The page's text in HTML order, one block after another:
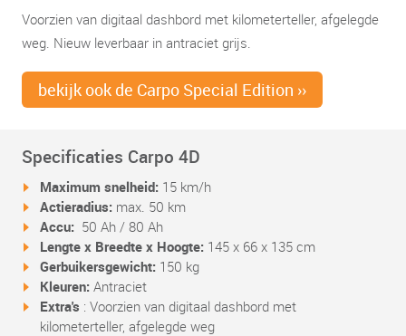
Voorzien van digitaal dashbord met kilometerteller, afgelegde
weg. Nieuw leverbaar in antraciet grijs.
bekijk ook de Carpo Special Edition ››
Specificaties Carpo 4D
Maximum snelheid: 15 km/h
Actieradius: max. 50 km
Accu: 50 Ah / 80 Ah
Lengte x Breedte x Hoogte: 145 x 66 x 135 cm
Gerbuikersgewicht: 150 kg
Kleuren: Antraciet
Extra's : Voorzien van digitaal dashbord met
kilometerteller, afgelegde weg